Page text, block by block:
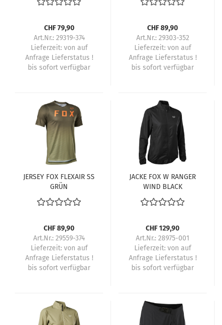
CHF 79,90
Art.Nr.: 29319-374
Lieferzeit: von auf
Anfrage Lieferstatus !
bis sofort verfügbar
CHF 89,90
Art.Nr.: 29303-352
Lieferzeit: von auf
Anfrage Lieferstatus !
bis sofort verfügbar
JERSEY FOX FLEXAIR SS
GRÜN
CHF 89,90
Art.Nr.: 29559-374
Lieferzeit: von auf
Anfrage Lieferstatus !
bis sofort verfügbar
JACKE FOX W RANGER
WIND BLACK
CHF 129,90
Art.Nr.: 28975-001
Lieferzeit: von auf
Anfrage Lieferstatus !
bis sofort verfügbar